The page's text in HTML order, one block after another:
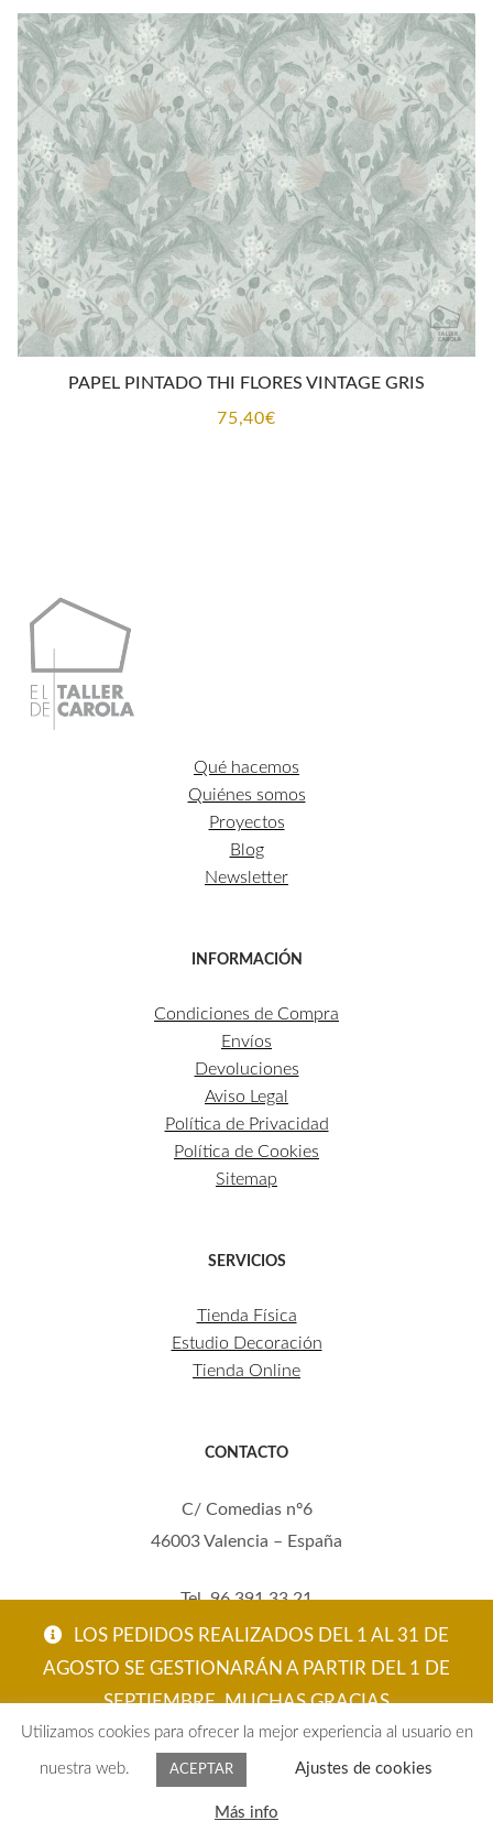
LOS PEDIDOS REALIZADOS DEL 1 AL 31 DE
AGOSTO SE GESTIONARÁN A PARTIR DEL 1 DE
SEPTIEMBRE. MUCHAS GRACIAS
ACEPTAR
PAPEL PINTADO THI FLORES VINTAGE GRIS
75,40€
Qué hacemos
Quiénes somos
Proyectos
Blog
Newsletter
INFORMACIÓN
Condiciones de Compra
Envíos
Devoluciones
Aviso Legal
Política de Privacidad
Política de Cookies
Sitemap
SERVICIOS
Tienda Física
Estudio Decoración
Tienda Online
CONTACTO
C/ Comedias nº6
46003 Valencia – España
Tel. 96 391 33 21
Mov. 620 123 461
carola@eltallerdecarola.com
Utilizamos cookies para ofrecer la mejor experiencia al usuario en
nuestra web. ACEPTAR Ajustes de cookies
Más info